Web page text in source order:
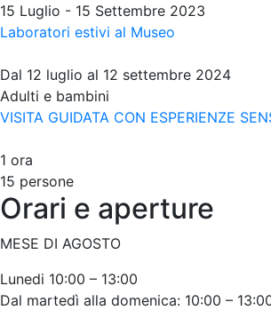
15 Luglio - 15 Settembre 2023
Laboratori estivi al Museo
Dal 12 luglio al 12 settembre 2024
Adulti e bambini
VISITA GUIDATA CON ESPERIENZE
1 ora
15 persone
Orari e aperture
MESE DI AGOSTO
Lunedi 10:00 – 13:00
Dal martedì alla domenica: 10:00 –